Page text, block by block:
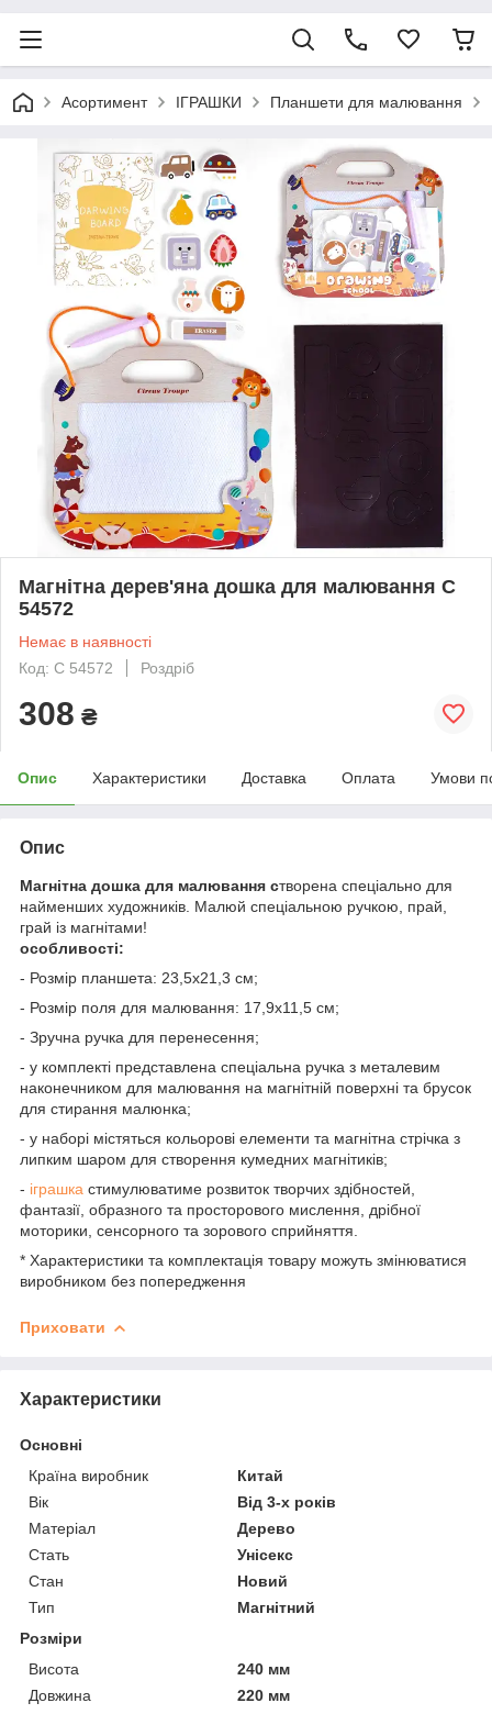
Асортимент ІГРАШКИ Планшети для малювання
Магнітна дерев'яна дошка для малювання C
54572
Немає в наявності
Код: C 54572
Роздріб
308 ₴
Опис Характеристики Доставка Оплата Умови
Опис
Магнітна дошка для малювання створена спеціально для
найменших художників. Малюй спеціальною ручкою, прай,
грай із магнітами!
особливості:
- Розмір планшета: 23,5х21,3 см;
- Розмір поля для малювання: 17,9х11,5 см;
- Зручна ручка для перенесення;
- у комплекті представлена спеціальна ручка з металевим
наконечником для малювання на магнітній поверхні та брусок
для стирання малюнка;
- у наборі містяться кольорові елементи та магнітна стрічка з
липким шаром для створення кумедних магнітиків;
- іграшка стимулюватиме розвиток творчих здібностей,
фантазії, образного та просторового мислення, дрібної
моторики, сенсорного та зорового сприйняття.
* Характеристики та комплектація товару можуть змінюватися
виробником без попередження
Приховати
Характеристики
Основні
Країна виробник
Китай
Вік
Від 3-х років
Матеріал
Дерево
Стать
Унісекс
Стан
Новий
Тип
Магнітний
Розміри
Висота
240 мм
Довжина
220 мм